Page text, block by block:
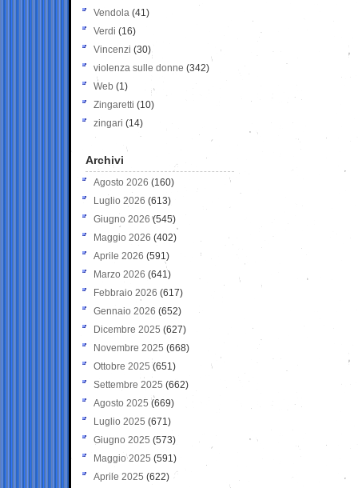
Vendola (41)
Verdi (16)
Vincenzi (30)
violenza sulle donne (342)
Web (1)
Zingaretti (10)
zingari (14)
Archivi
Agosto 2026 (160)
Luglio 2026 (613)
Giugno 2026 (545)
Maggio 2026 (402)
Aprile 2026 (591)
Marzo 2026 (641)
Febbraio 2026 (617)
Gennaio 2026 (652)
Dicembre 2025 (627)
Novembre 2025 (668)
Ottobre 2025 (651)
Settembre 2025 (662)
Agosto 2025 (669)
Luglio 2025 (671)
Giugno 2025 (573)
Maggio 2025 (591)
Aprile 2025 (622)